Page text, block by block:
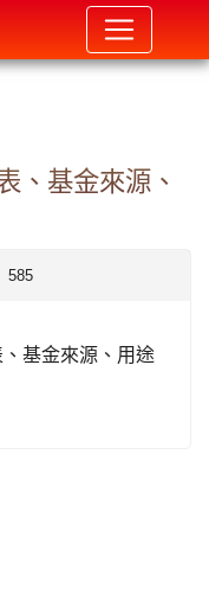
、基金來源、
585
基金來源、用途